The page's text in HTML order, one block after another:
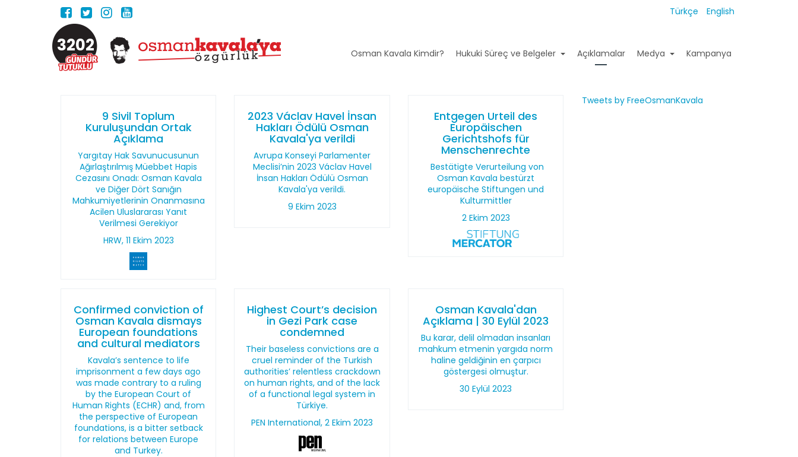
Türkçe English
3202 Osman Kavala Kimdir? Hukuki Süreç ve Belgeler Açıklamalar Medya Kampanya
9 Sivil Toplum
Kuruluşundan Ortak
Açıklama
Yargıtay Hak Savunucusunun
Ağırlaştırılmış Müebbet Hapis
Cezasını Onadı: Osman Kavala
ve Diğer Dört Sanığın
Mahkumiyetlerinin Onanmasına
Acilen Uluslararası Yanıt
Verilmesi Gerekiyor
HRW, 11 Ekim 2023
2023 Václav Havel İnsan
Hakları Ödülü Osman
Kavala'ya verildi
Avrupa Konseyi Parlamenter
Meclisi’nin 2023 Václav Havel
İnsan Hakları Ödülü Osman
Kavala'ya verildi.
9 Ekim 2023
Entgegen Urteil des
Europäischen
Gerichtshofs für
Menschenrechte
Bestätigte Verurteilung von
Osman Kavala bestürzt
europäische Stiftungen und
Kulturmittler
2 Ekim 2023
Confirmed conviction of
Osman Kavala dismays
European foundations
and cultural mediators
Kavala’s sentence to life
imprisonment a few days ago
was made contrary to a ruling
by the European Court of
Human Rights (ECHR) and, from
the perspective of European
foundations, is a bitter setback
for relations between Europe
and Turkey.
Highest Court’s decision
in Gezi Park case
condemned
Their baseless convictions are a
cruel reminder of the Turkish
authorities’ relentless crackdown
on human rights, and of the lack
of a functional legal system in
Türkiye.
PEN International, 2 Ekim 2023
Osman Kavala'dan
Açıklama | 30 Eylül 2023
Bu karar, delil olmadan insanları
mahkum etmenin yargıda norm
haline geldiğinin en çarpıcı
göstergesi olmuştur.
30 Eylül 2023
Tweets by FreeOsmanKavala